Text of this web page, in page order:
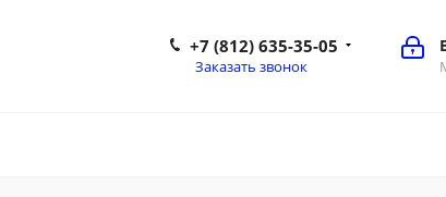
+7 (812) 635-35-05
Заказать звонок